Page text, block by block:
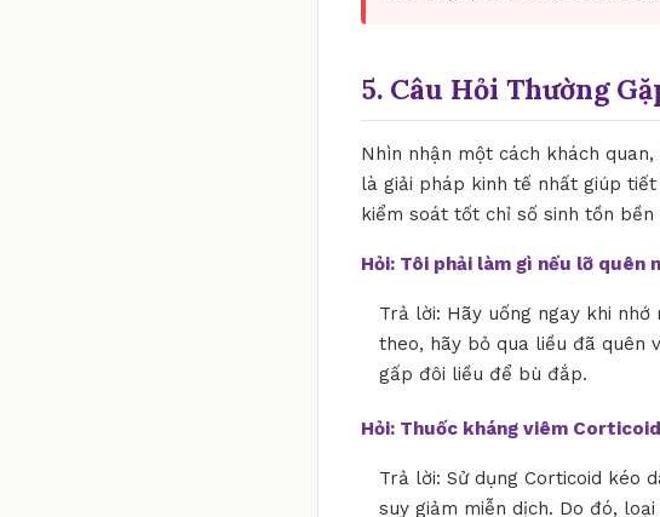
5. Câu Hỏi Thường
Nhìn nhận một cách khách
là giải pháp kinh tế nhất giúp
kiểm soát tốt chỉ số sinh tồn bền
Hỏi: Tôi phải làm gì nếu lỡ
Trả lời: Hãy uống ngay khi
theo, hãy bỏ qua liều đã quên
gấp đôi liều để bù đắp.
Hỏi: Thuốc kháng viêm
Trả lời: Sử dụng Corticoid kéo
suy giảm miễn dịch. Do đó,